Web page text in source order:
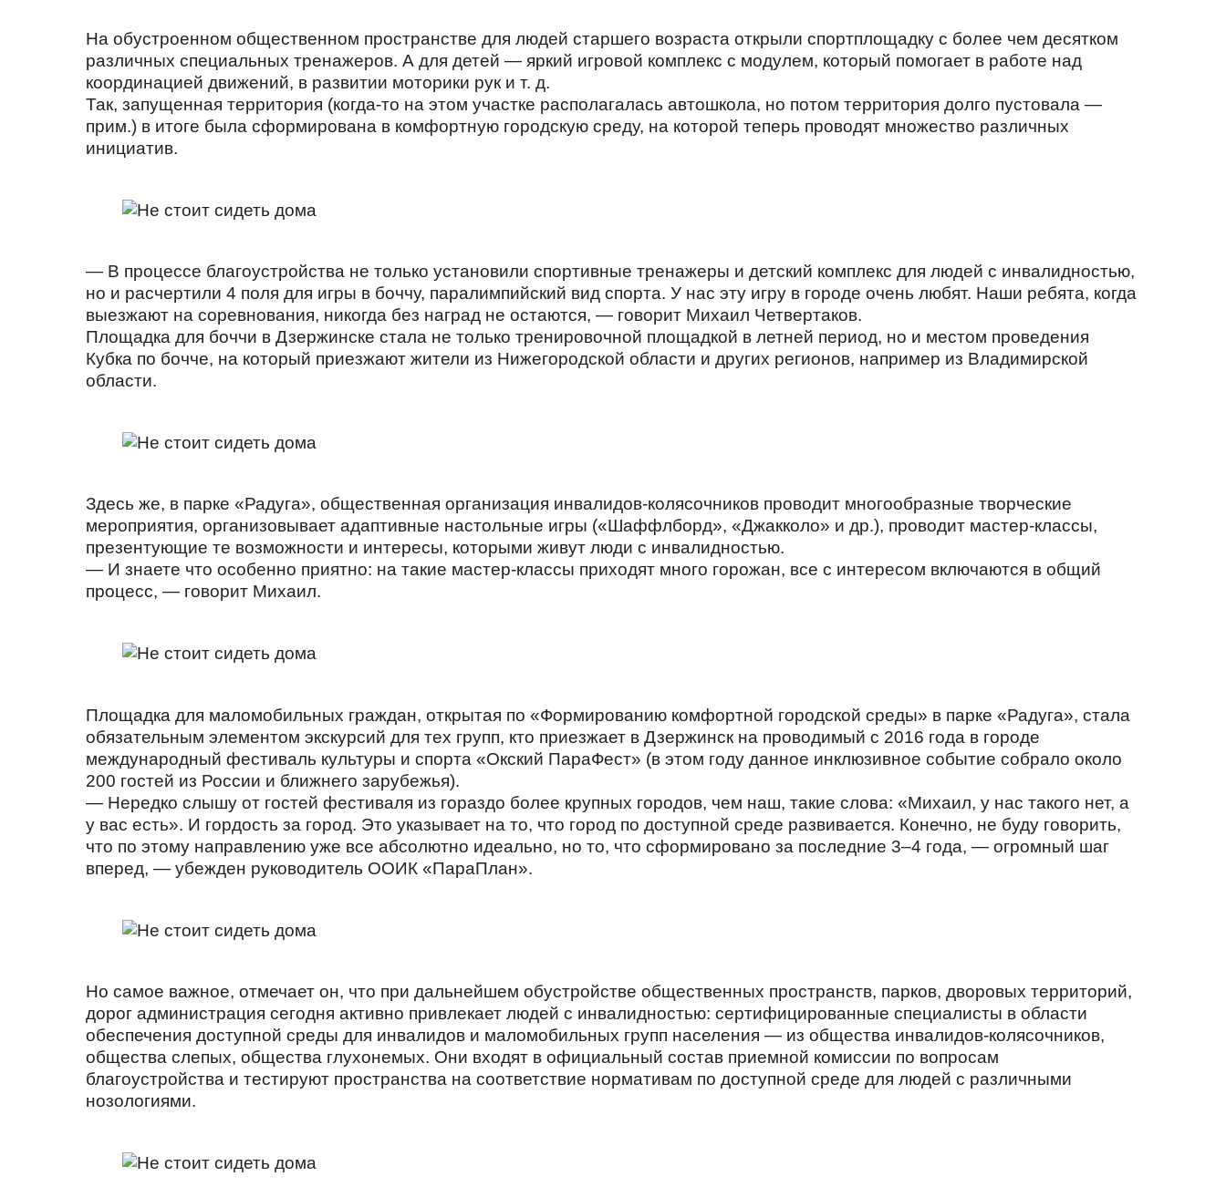
На обустроенном общественном пространстве для людей старшего возраста открыли спортплощадку с более чем десятком
различных специальных тренажеров. А для детей — яркий игровой комплекс с модулем, который помогает в работе над
координацией движений, в развитии моторики рук и т. д.
Так, запущенная территория (когда-то на этом участке располагалась автошкола, но потом территория долго пустовала —
прим.) в итоге была сформирована в комфортную городскую среду, на которой теперь проводят множество различных
инициатив.
— В процессе благоустройства не только установили спортивные тренажеры и детский комплекс для людей с инвалидностью,
но и расчертили 4 поля для игры в боччу, паралимпийский вид спорта. У нас эту игру в городе очень любят. Наши ребята, когда
выезжают на соревнования, никогда без наград не остаются, — говорит Михаил Четвертаков.
Площадка для боччи в Дзержинске стала не только тренировочной площадкой в летней период, но и местом проведения
Кубка по бочче, на который приезжают жители из Нижегородской области и других регионов, например из Владимирской
области.
Здесь же, в парке «Радуга», общественная организация инвалидов-колясочников проводит многообразные творческие
мероприятия, организовывает адаптивные настольные игры («Шаффлборд», «Джакколо» и др.), проводит мастер-классы,
презентующие те возможности и интересы, которыми живут люди с инвалидностью.
— И знаете что особенно приятно: на такие мастер-классы приходят много горожан, все с интересом включаются в общий
процесс, — говорит Михаил.
Площадка для маломобильных граждан, открытая по «Формированию комфортной городской среды» в парке «Радуга», стала
обязательным элементом экскурсий для тех групп, кто приезжает в Дзержинск на проводимый с 2016 года в городе
международный фестиваль культуры и спорта «Окский ПараФест» (в этом году данное инклюзивное событие собрало около
200 гостей из России и ближнего зарубежья).
— Нередко слышу от гостей фестиваля из гораздо более крупных городов, чем наш, такие слова: «Михаил, у нас такого нет, а
у вас есть». И гордость за город. Это указывает на то, что город по доступной среде развивается. Конечно, не буду говорить,
что по этому направлению уже все абсолютно идеально, но то, что сформировано за последние 3–4 года, — огромный шаг
вперед, — убежден руководитель ООИК «ПараПлан».
Но самое важное, отмечает он, что при дальнейшем обустройстве общественных пространств, парков, дворовых территорий,
дорог администрация сегодня активно привлекает людей с инвалидностью: сертифицированные специалисты в области
обеспечения доступной среды для инвалидов и маломобильных групп населения — из общества инвалидов-колясочников,
общества слепых, общества глухонемых. Они входят в официальный состав приемной комиссии по вопросам
благоустройства и тестируют пространства на соответствие нормативам по доступной среде для людей с различными
нозологиями.